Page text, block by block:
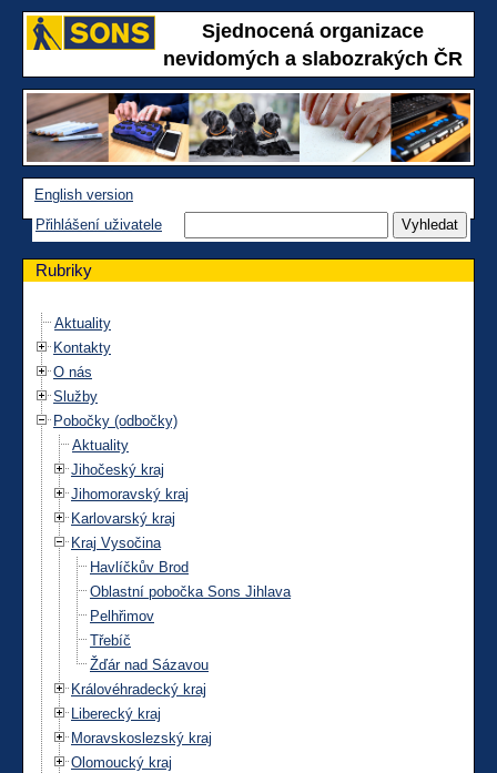
Sjednocená organizace
nevidomých a slabozrakých ČR
English version
Přihlášení uživatele
Rubriky
Aktuality
Kontakty
O nás
Služby
Pobočky (odbočky)
Aktuality
Jihočeský kraj
Jihomoravský kraj
Karlovarský kraj
Kraj Vysočina
Havlíčkův Brod
Oblastní pobočka Sons Jihlava
Pelhřimov
Třebíč
Žďár nad Sázavou
Královéhradecký kraj
Liberecký kraj
Moravskoslezský kraj
Olomoucký kraj